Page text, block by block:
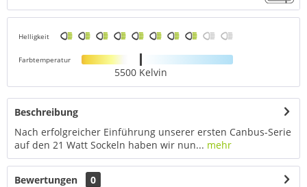
Helligkeit
Farbtemperatur
5500 Kelvin
Beschreibung
Nach erfolgreicher Einführung unserer ersten Canbus-Serie
auf den 21 Watt Sockeln haben wir nun... mehr
Bewertungen
0